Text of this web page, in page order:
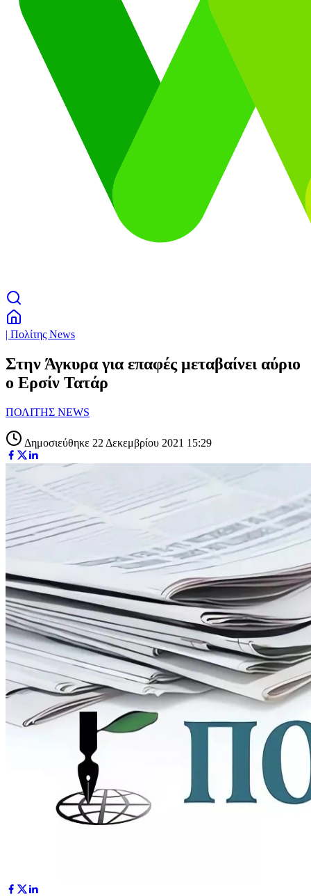
| Πολίτης News
Στην Άγκυρα για επαφές μεταβαίνει αύριο
ο Ερσίν Τατάρ
ΠΟΛΙΤΗΣ NEWS
Δημοσιεύθηκε 22 Δεκεμβρίου 2021 15:29